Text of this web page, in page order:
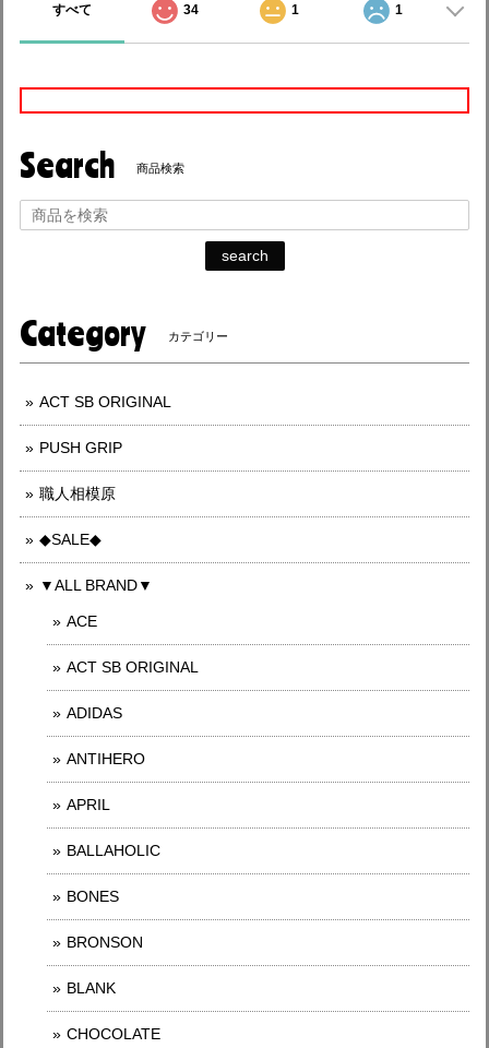
すべて 34 1 1
Search 商品検索
search
Category カテゴリー
ACT SB ORIGINAL
PUSH GRIP
職人相模原
◆SALE◆
▼ALL BRAND▼
ACE
ACT SB ORIGINAL
ADIDAS
ANTIHERO
APRIL
BALLAHOLIC
BONES
BRONSON
BLANK
CHOCOLATE